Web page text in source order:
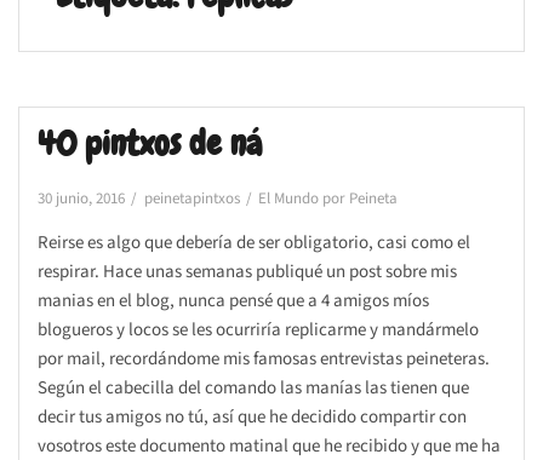
40 pintxos de ná
30 junio, 2016 peinetapintxos El Mundo por Peineta
Reirse es algo que debería de ser obligatorio, casi como el
respirar. Hace unas semanas publiqué un post sobre mis
manias en el blog, nunca pensé que a 4 amigos míos
blogueros y locos se les ocurriría replicarme y mandármelo
por mail, recordándome mis famosas entrevistas peineteras.
Según el cabecilla del comando las manías las tienen que
decir tus amigos no tú, así que he decidido compartir con
vosotros este documento matinal que he recibido y que me ha